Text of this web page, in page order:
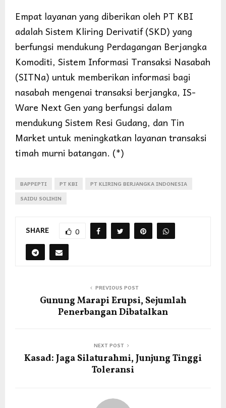
Empat layanan yang diberikan oleh PT KBI
adalah Sistem Kliring Derivatif (SKD) yang
berfungsi mendukung Perdagangan Berjangka
Komoditi, Sistem Informasi Transaksi Nasabah
(SITNa) untuk memberikan informasi bagi
nasabah mengenai transaksi berjangka, IS-
Ware Next Gen yang berfungsi dalam
mendukung Sistem Resi Gudang, dan Tin
Market untuk meningkatkan layanan transaksi
timah murni batangan. (*)
BAPPEPTI PT KBI
PT KLIRING BERJANGKA INDONESIA
SAIDU SOLIHIN
SHARE 0
PREVIOUS POST
Gunung Marapi Erupsi, Sejumlah
Penerbangan Dibatalkan
NEXT POST
Kasad: Jaga Silaturahmi, Junjung Tinggi
Toleransi